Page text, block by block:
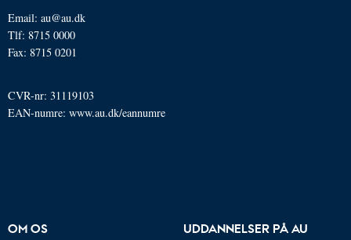
Email: au@au.dk
Tlf: 8715 0000
Fax: 8715 0201
CVR-nr: 31119103
EAN-numre: www.au.dk/eannumre
OM OS UDDANNELSER PÅ AU